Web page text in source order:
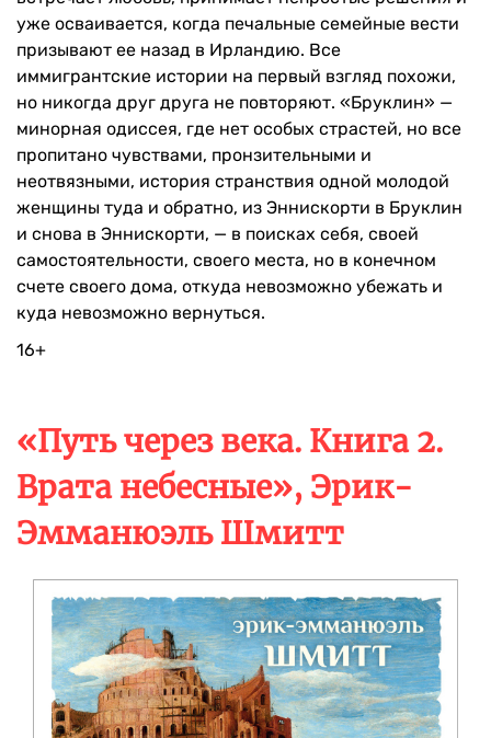
уже осваивается, когда печальные семейные вести
призывают ее назад в Ирландию. Все
иммигрантские истории на первый взгляд похожи,
но никогда друг друга не повторяют. «Бруклин» —
минорная одиссея, где нет особых страстей, но все
пропитано чувствами, пронзительными и
неотвязными, история странствия одной молодой
женщины туда и обратно, из Эннискорти в Бруклин
и снова в Эннискорти, — в поисках себя, своей
самостоятельности, своего места, но в конечном
счете своего дома, откуда невозможно убежать и
куда невозможно вернуться.
16+
«Путь через века. Книга 2.
Врата небесные», Эрик-
Эмманюэль Шмитт